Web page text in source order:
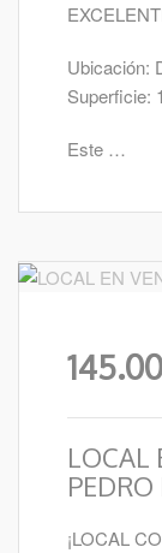
Ubicación:
Superficie:
Este …
LOCAL
¡LOCAL